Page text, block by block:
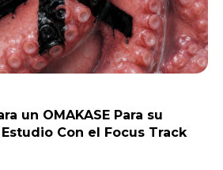
un OMAKASE Para su
Con el Focus Track